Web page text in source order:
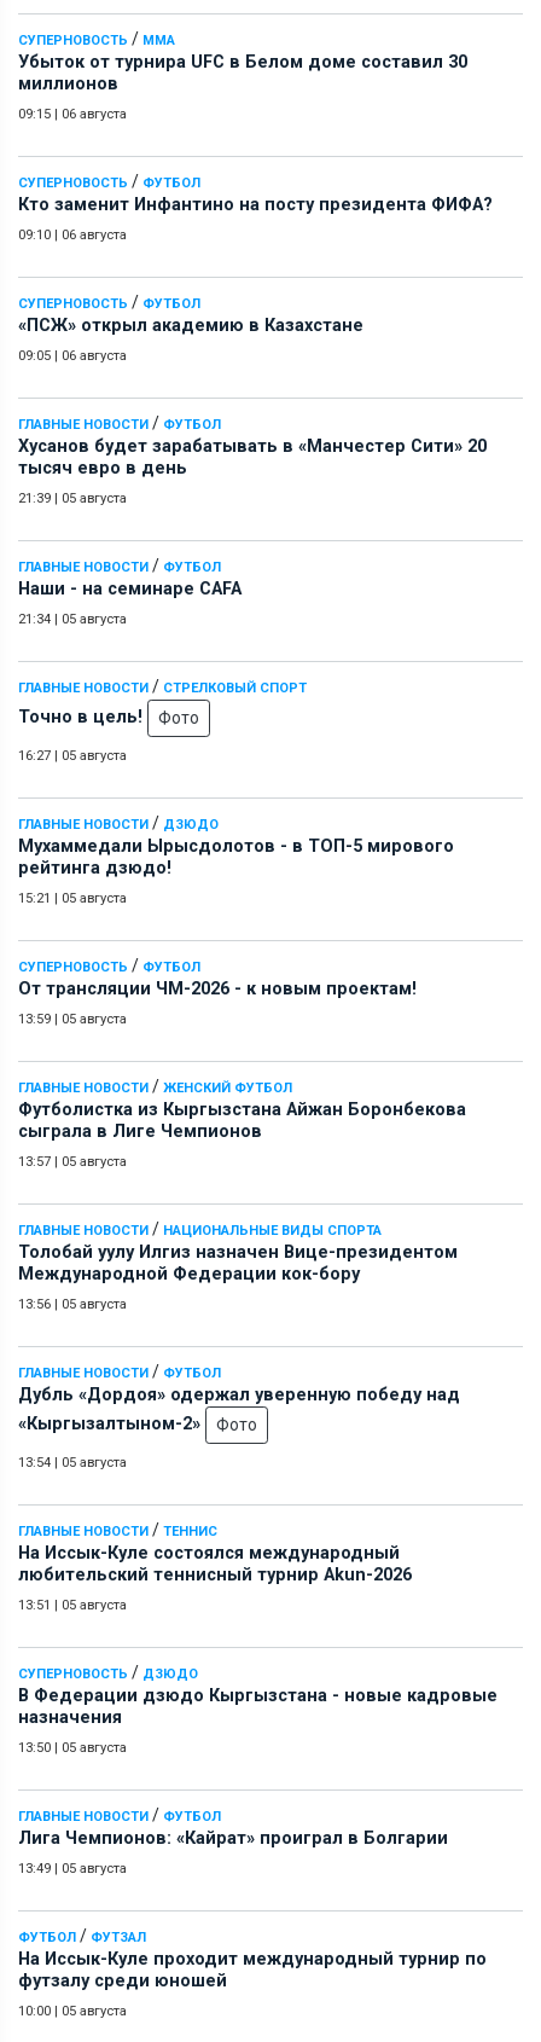
СУПЕРНОВОСТЬ / ММА
Убыток от турнира UFC в Белом доме составил 30
миллионов
09:15 06 августа
СУПЕРНОВОСТЬ / ФУТБОЛ
Кто заменит Инфантино на посту президента ФИФА?
09:10 06 августа
СУПЕРНОВОСТЬ / ФУТБОЛ
«ПСЖ» открыл академию в Казахстане
09:05 06 августа
ГЛАВНЫЕ НОВОСТИ / ФУТБОЛ
Хусанов будет зарабатывать в «Манчестер Сити» 20
тысяч евро в день
21:39 05 августа
ГЛАВНЫЕ НОВОСТИ / ФУТБОЛ
Наши - на семинаре СAFA
21:34 05 августа
ГЛАВНЫЕ НОВОСТИ / СТРЕЛКОВЫЙ СПОРТ
Точно в цель! Фото
16:27 05 августа
ГЛАВНЫЕ НОВОСТИ / ДЗЮДО
Мухаммедали Ырысдолотов - в ТОП-5 мирового
рейтинга дзюдо!
15:21 05 августа
СУПЕРНОВОСТЬ / ФУТБОЛ
От трансляции ЧМ-2026 - к новым проектам!
13:59 05 августа
ГЛАВНЫЕ НОВОСТИ / ЖЕНСКИЙ ФУТБОЛ
Футболистка из Кыргызстана Айжан Боронбекова
сыграла в Лиге Чемпионов
13:57 05 августа
ГЛАВНЫЕ НОВОСТИ / НАЦИОНАЛЬНЫЕ ВИДЫ СПОРТА
Толобай уулу Илгиз назначен Вице-президентом
Международной Федерации кок-бору
13:56 05 августа
ГЛАВНЫЕ НОВОСТИ / ФУТБОЛ
Дубль «Дордоя» одержал уверенную победу над
«Кыргызалтыном-2»
Фото
13:54 05 августа
ГЛАВНЫЕ НОВОСТИ / ТЕННИС
На Иссык-Куле состоялся международный
любительский теннисный турнир Akun-2026
13:51 05 августа
СУПЕРНОВОСТЬ / ДЗЮДО
В Федерации дзюдо Кыргызстана - новые кадровые
назначения
13:50 05 августа
ГЛАВНЫЕ НОВОСТИ / ФУТБОЛ
Лига Чемпионов: «Кайрат» проиграл в Болгарии
13:49 05 августа
ФУТБОЛ / ФУТЗАЛ
На Иссык-Куле проходит международный турнир по
футзалу среди юношей
10:00 05 августа